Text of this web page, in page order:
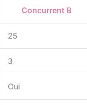
Concurrent B
25
3
Oui